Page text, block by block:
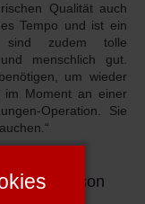
Qualität auch
Tempo und ist ein
sind zudem tolle
menschlich gut.
um wieder
Moment an einer
Operation. Sie
neue Saison